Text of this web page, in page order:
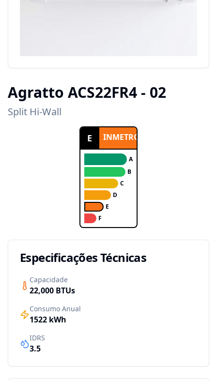
Agratto ACS22FR4 - 02
Split Hi-Wall
E INMETRO
A
B
C
D
E
F
Especificações Técnicas
Capacidade
22,000 BTUs
Consumo Anual
1522 kWh
IDRS
3.5